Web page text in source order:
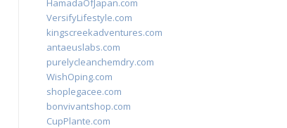
HamadaOfJapan.com
VersifyLifestyle.com
kingscreekadventures.com
antaeuslabs.com
purelycleanchemdry.com
WishOping.com
shoplegacee.com
bonvivantshop.com
CupPlante.com